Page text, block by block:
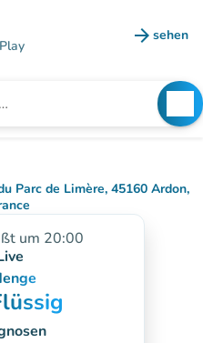
arrow_forward sehen
(new
Parc de Limère, 45160 Ardon,
Google Maps öffnen)
tab)
um 20:00